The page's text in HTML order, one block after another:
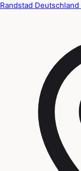
Randstad Deutschland